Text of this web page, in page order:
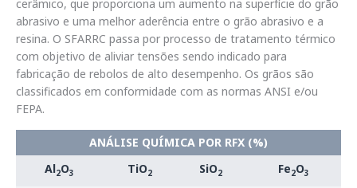
cerâmico, que proporciona um aumento na superfície do grão
abrasivo e uma melhor aderência entre o grão abrasivo e a
resina. O SFARRC passa por processo de tratamento térmico
com objetivo de aliviar tensões sendo indicado para
fabricação de rebolos de alto desempenho. Os grãos são
classificados em conformidade com as normas ANSI e/ou
FEPA.
ANÁLISE QUÍMICA POR RFX (%)
Al2O3 TiO2 SiO2 Fe2O3